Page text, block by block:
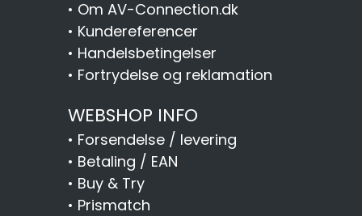
• Om AV-Connection.dk
• Kundereferencer
• Handelsbetingelser
• Fortrydelse og reklamation
WEBSHOP INFO
• Forsendelse / levering
• Betaling / EAN
• Buy & Try
• Prismatch